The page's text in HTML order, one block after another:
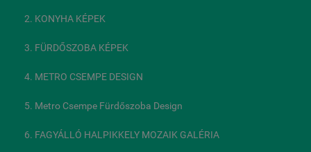
KONYHA KÉPEK
FÜRDŐSZOBA KÉPEK
METRO CSEMPE DESIGN
Metro Csempe Fürdőszoba Design
FAGYÁLLÓ HALPIKKELY MOZAIK GALÉRIA